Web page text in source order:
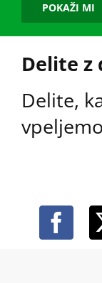
POKAŽI MI
Delite z
Delite,